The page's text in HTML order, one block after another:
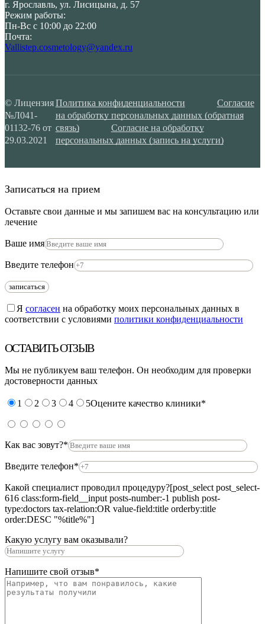
г. Ярославль, ул. Лисицына, д. 57
Режим работы:
Пн-Вс с 10:00 до 22:00
Почта:
Vallistep.cosmetology@yandex.ru
© Лицензия
№Л041-
01132-76 от
29.03.2021
Политика конфиденциальности
Согласие
на обработку персональных данных (обратная
связь)
Согласие на обработку
персональных данных (запись на услуги)
Записаться на прием
Оставьте свои данные и мы запишем вас на консультацию или
лечение
Ваше имя
Введите телефон
Я согласен на обработку моих персональных данных в
соответствии с условиями политики конфиденциальности
ОСТАВИТЬ ОТЗЫВ
Мы не публикуем ваш телефон. Он необходим для проверки
достоверности данных
1 2 3 4 5Оцените качество клиники*
Как вас зовут?*
Введите телефон*
Какой специалист проводил процедуру?[post_select post_select-
616 class:form-field__input posts-number:-1 publish post-
type:doctors tax-relation:OR value-field:title orderby:title
order:DESC "%title%"]
Какую услугу вам оказывали?
Напишите свой отзыв*